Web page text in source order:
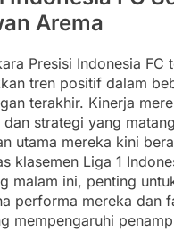
Arema
Presisi Indonesia FC
tren positif dalam
terakhir. Kinerja
dan strategi yang
utama mereka kini
klasemen Liga 1
malam ini, penting
performa mereka dan
mempengaruhi